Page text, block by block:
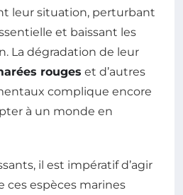
leur situation, perturbant
et baissant les
La dégradation de leur
rouges et d’autres
complique encore
à un monde en
il est impératif d’agir
ces espèces marines